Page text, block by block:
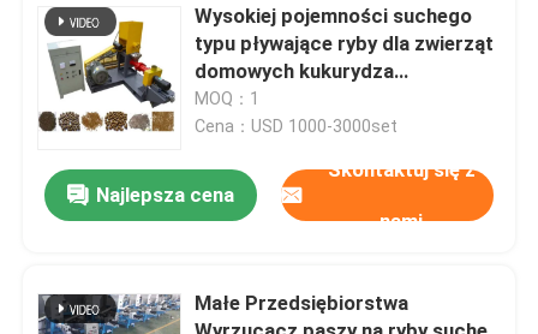
Wysokiej pojemności suchego
typu pływające ryby dla zwierząt
domowych kukurydza
ekstrudera paszowa
automatyczne karmienie
MOQ：1
Cena：USD 1000-3000set
Najlepsza cena
Skontaktuj się z
nami
Małe Przedsiębiorstwa